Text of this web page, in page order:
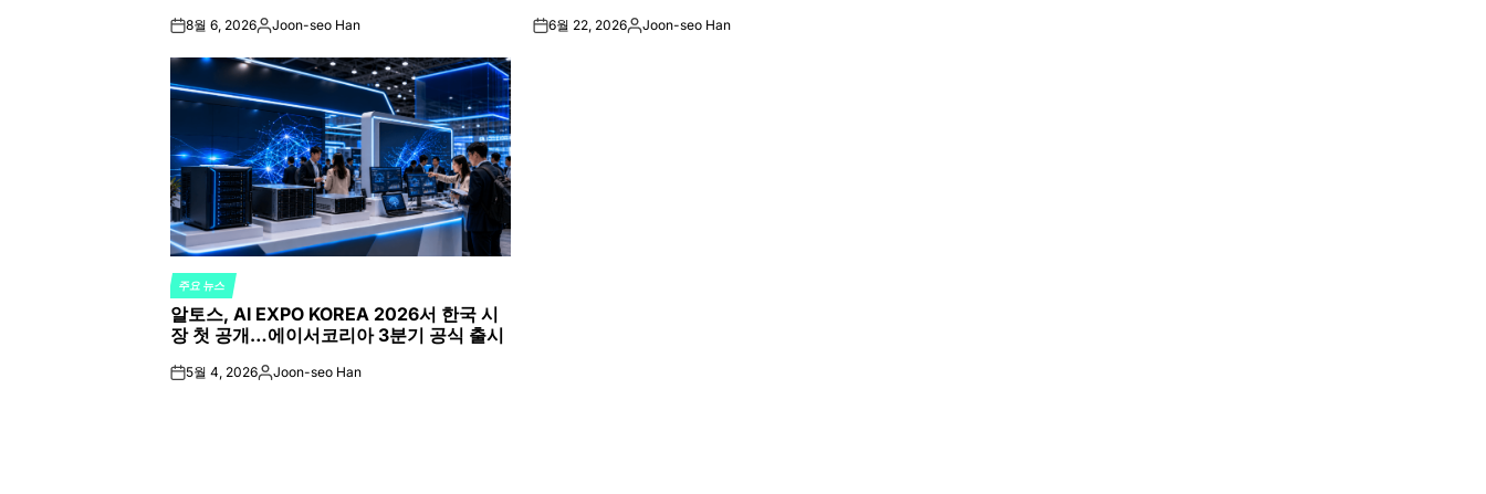
on8월 6, 2026Posted
Joon-seo Han on6월 22, 2026Posted
Joon-seo Han
POSTED
IN
주요 뉴스
알토스, AI EXPO KOREA 2026서 한국 시
장 첫 공개…에이서코리아 3분기 공식 출시
on5월 4, 2026Posted
Joon-seo Han